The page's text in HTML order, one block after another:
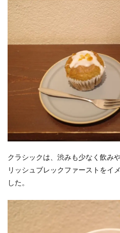
クラシックは、渋みも少なく飲み
リッシュブレックファーストをイ
した。